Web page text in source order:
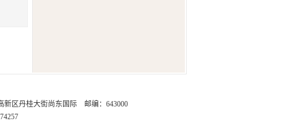
新区丹桂大街尚东国际 邮编：643000